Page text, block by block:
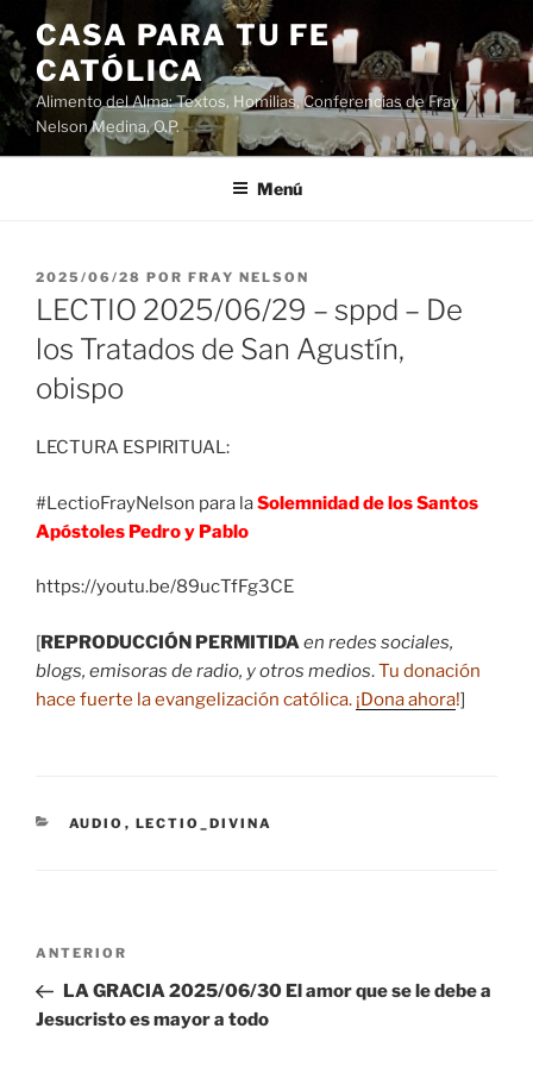
Saltar
al
contenido
CASA PARA TU FE
CATÓLICA
Alimento del Alma: Textos, Homilias, Conferencias de Fray
Nelson Medina, O.P.
Menú
PUBLICADO
EL
2025/06/28 POR FRAY NELSON
LECTIO 2025/06/29 – sppd – De
los Tratados de San Agustín,
obispo
LECTURA ESPIRITUAL:
#LectioFrayNelson para laSolemnidad de los Santos
Apóstoles Pedro y Pablo
https://youtu.be/89ucTfFg3CE
[REPRODUCCIÓN PERMITIDAen redes sociales,
blogs, emisoras de radio, y otros medios.Tu donación
hace fuerte la evangelización católica. ¡Dona ahora!]
CATEGORÍAS
AUDIO , LECTIO_DIVINA
Navegación
entradas
Entrada
anterior:
ANTERIOR
LA GRACIA 2025/06/30 El amor que se le debe a
Jesucristo es mayor a todo